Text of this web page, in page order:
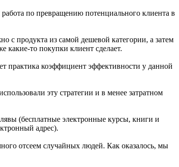
по превращению потенциального клиента в
продукта из самой дешевой категории, а затем
какие-то покупки клиент сделает.
практика коэффициент эффективности у данной
эту стратегии и в менее затратном
(бесплатные электронные курсы, книги и
адрес).
отсеем случайных людей. Как оказалось, мы